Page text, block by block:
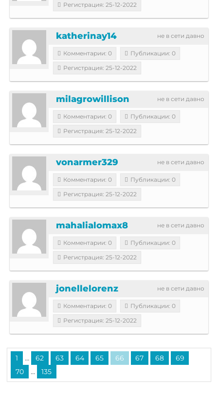
Регистрация: 25-12-2022
не в сети давно
katherinay14
Комментарии: 0
Публикации: 0
Регистрация: 25-12-2022
не в сети давно
milagrowillison
Комментарии: 0
Публикации: 0
Регистрация: 25-12-2022
не в сети давно
vonarmer329
Комментарии: 0
Публикации: 0
Регистрация: 25-12-2022
не в сети давно
mahalialomax8
Комментарии: 0
Публикации: 0
Регистрация: 25-12-2022
не в сети давно
jonellelorenz
Комментарии: 0
Публикации: 0
Регистрация: 25-12-2022
1 ... 62 63 64 65 66 67 68
69
70
... 135